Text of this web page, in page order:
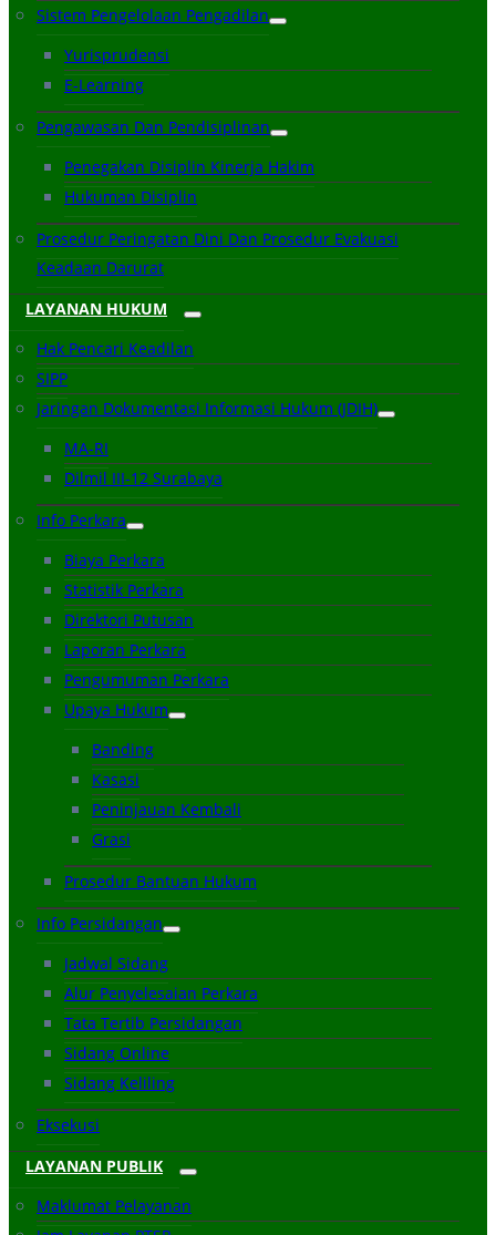
Sistem Pengelolaan Pengadilan
Yurisprudensi
E-Learning
Pengawasan Dan Pendisiplinan
Penegakan Disiplin Kinerja Hakim
Hukuman Disiplin
Prosedur Peringatan Dini Dan Prosedur Evakuasi
Keadaan Darurat
LAYANAN HUKUM
Hak Pencari Keadilan
SIPP
Jaringan Dokumentasi Informasi Hukum (JDIH)
MA-RI
Dilmil III-12 Surabaya
Info Perkara
Biaya Perkara
Statistik Perkara
Direktori Putusan
Laporan Perkara
Pengumuman Perkara
Upaya Hukum
Banding
Kasasi
Peninjauan Kembali
Grasi
Prosedur Bantuan Hukum
Info Persidangan
Jadwal Sidang
Alur Penyelesaian Perkara
Tata Tertib Persidangan
Sidang Online
Sidang Keliling
Eksekusi
LAYANAN PUBLIK
Maklumat Pelayanan